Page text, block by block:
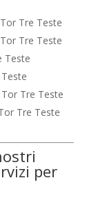
Tor Tre Teste
Tor Tre Teste
Teste
Tor Tre Teste
Tre Teste
per